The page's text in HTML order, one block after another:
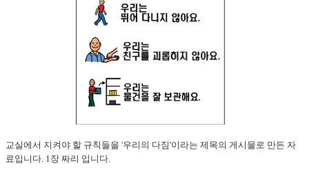
교실에서 지켜야 할 규칙들을 '우리의 다짐'이라는 제목의 게시물로 만든 자
료입니다. 1장 짜리 입니다.